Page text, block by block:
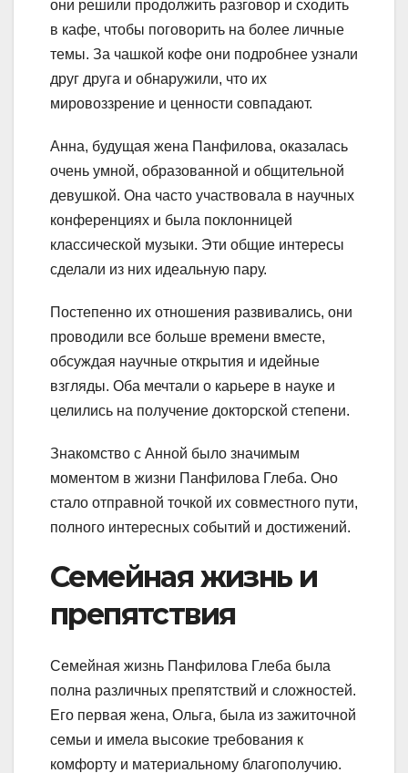
они решили продолжить разговор и сходить
в кафе, чтобы поговорить на более личные
темы. За чашкой кофе они подробнее узнали
друг друга и обнаружили, что их
мировоззрение и ценности совпадают.
Анна, будущая жена Панфилова, оказалась
очень умной, образованной и общительной
девушкой. Она часто участвовала в научных
конференциях и была поклонницей
классической музыки. Эти общие интересы
сделали из них идеальную пару.
Постепенно их отношения развивались, они
проводили все больше времени вместе,
обсуждая научные открытия и идейные
взгляды. Оба мечтали о карьере в науке и
целились на получение докторской степени.
Знакомство с Анной было значимым
моментом в жизни Панфилова Глеба. Оно
стало отправной точкой их совместного пути,
полного интересных событий и достижений.
Семейная жизнь и
препятствия
Семейная жизнь Панфилова Глеба была
полна различных препятствий и сложностей.
Его первая жена, Ольга, была из зажиточной
семьи и имела высокие требования к
комфорту и материальному благополучию.